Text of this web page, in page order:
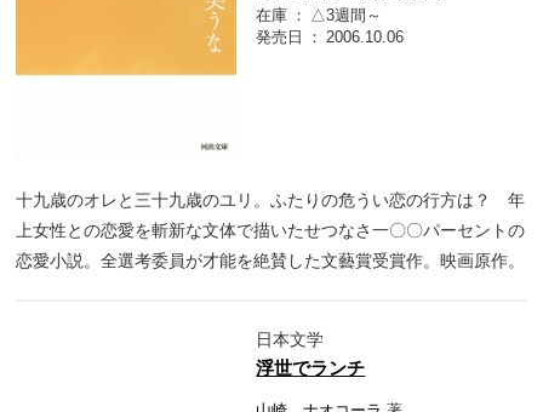
在庫
△3週間～
発売日
2006.10.06
十九歳のオレと三十九歳のユリ。ふたりの危うい恋の行方は？ 年
上女性との恋愛を斬新な文体で描いたせつなさ一〇〇パーセントの
恋愛小説。全選考委員が才能を絶賛した文藝賞受賞作。映画原作。
日本文学
浮世でランチ